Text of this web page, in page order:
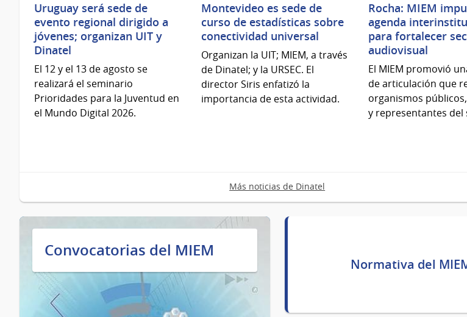
Uruguay será sede de
evento regional dirigido a
jóvenes; organizan UIT y
Dinatel
El 12 y el 13 de agosto se
realizará el seminario
Prioridades para la Juventud en
el Mundo Digital 2026.
Montevideo es sede de
curso de estadísticas sobre
conectividad universal
Organizan la UIT; MIEM, a través
de Dinatel; y la URSEC. El
director Siris enfatizó la
importancia de esta actividad.
Rocha: MIEM
agenda
para fortalecer
audiovisual
El MIEM promovió
de articulación que
organismos
y representantes del
Más noticias de Dinatel
Convocatorias del MIEM
Normativa del